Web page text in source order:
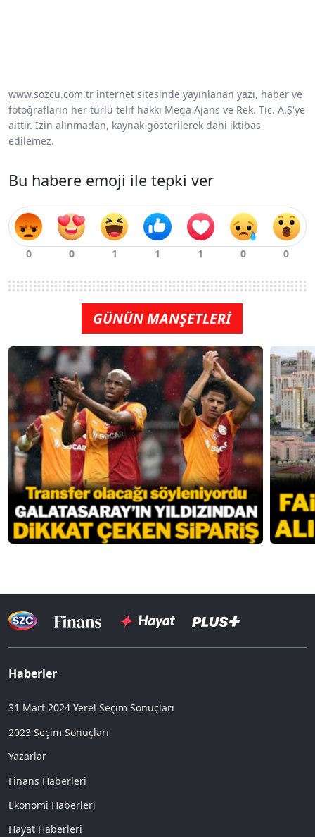
www.sozcu.com.tr internet sitesinde yayınlanan yazı, haber ve
fotoğrafların her türlü telif hakkı Mega Ajans ve Rek. Tic. A.Ş'ye
aittir. İzin alınmadan, kaynak gösterilerek dahi iktibas
edilemez.
Bu habere emoji ile tepki ver
GÜNÜN MANŞETLERİ
Haberler
31 Mart 2024 Yerel Seçim Sonuçları
2023 Seçim Sonuçları
Yazarlar
Finans Haberleri
Ekonomi Haberleri
Hayat Haberleri